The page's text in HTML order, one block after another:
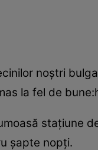
noştri
la fel de
staţiune
şapte nopţi.